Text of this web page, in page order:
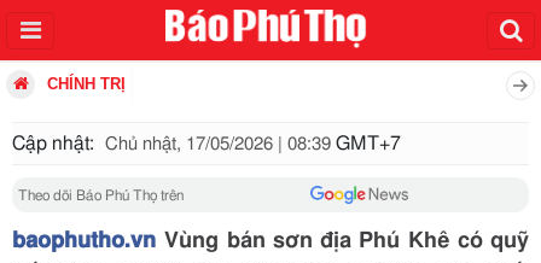
CHÍNH TRỊ
Cập nhật: Chủ nhật, 17/05/2026 | 08:39 GMT+7
Theo dõi Báo Phú Thọ trên
baophutho.vn Vùng bán sơn địa Phú Khê có quỹ